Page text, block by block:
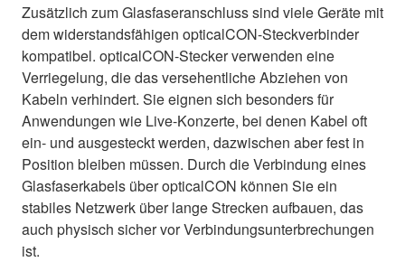
Zusätzlich zum Glasfaseranschluss sind viele Geräte mit
dem widerstandsfähigen opticalCON-Steckverbinder
kompatibel. opticalCON-Stecker verwenden eine
Verriegelung, die das versehentliche Abziehen von
Kabeln verhindert. Sie eignen sich besonders für
Anwendungen wie Live-Konzerte, bei denen Kabel oft
ein- und ausgesteckt werden, dazwischen aber fest in
Position bleiben müssen. Durch die Verbindung eines
Glasfaserkabels über opticalCON können Sie ein
stabiles Netzwerk über lange Strecken aufbauen, das
auch physisch sicher vor Verbindungsunterbrechungen
ist.